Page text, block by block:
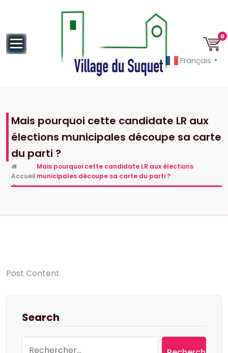
0
Mais pourquoi cette candidate LR aux
élections municipales découpe sa carte
du parti ?
Accueil
>
Mais pourquoi cette candidate LR aux élections
municipales découpe sa carte du parti ?
Post Content
Search
Français ▼